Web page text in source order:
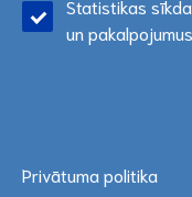
lūdzu, atzīmējiet
valodāŠEIT!
Rakstiskus
Baltijas jūras
9.aprīlim sūtīt pa
Statistikas
un
Privātuma politika